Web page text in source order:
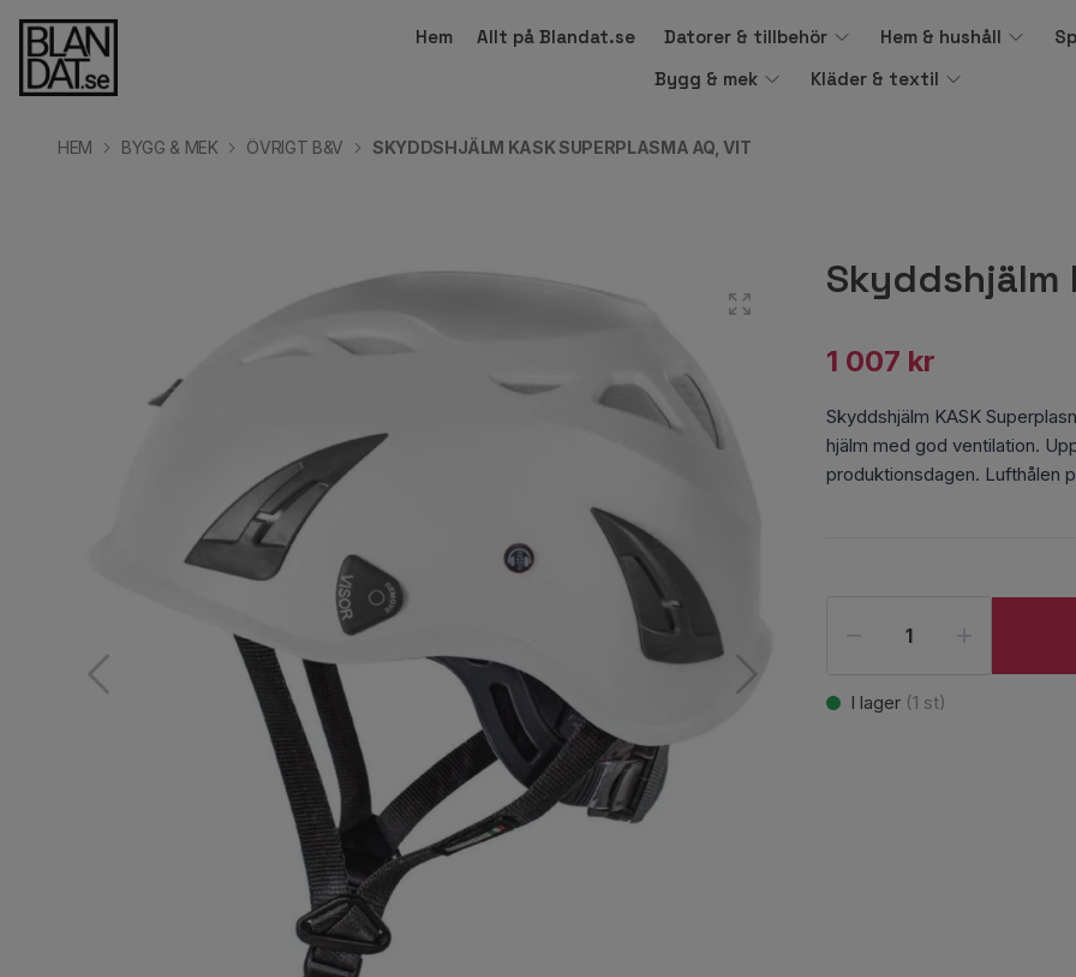
Hem Allt på Blandat.se Datorer & tillbehör Hem & hushåll
Bygg & mek
Kläder & textil
HEM BYGG & MEK ÖVRIGT B&V SKYDDSHJÄLM KASK SUPERPLASMA AQ, VIT
Skyddshjälm
1 007 kr
Skyddshjälm KASK
hjälm med god ventilation.
produktionsdagen. Lufthålen
I lager (1 st)